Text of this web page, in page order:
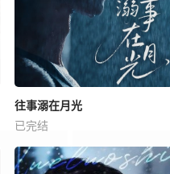
往事溺在月光
已完结